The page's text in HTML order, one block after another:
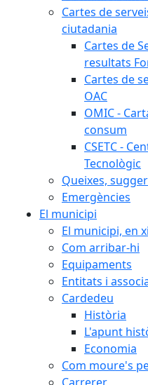
Cartes de
ciutadania
Cartes de
resultats
Cartes de
OAC
OMIC -
consum
CSETC -
Tecnològic
Queixes,
Emergències
El municipi
El municipi, en
Com arribar-hi
Equipaments
Entitats i
Cardedeu
Història
L'apunt
Economia
Com moure's